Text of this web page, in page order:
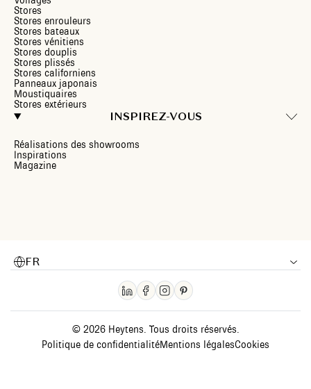
Stores
Stores enrouleurs
Stores bateaux
Stores vénitiens
Stores douplis
Stores plissés
Stores californiens
Panneaux japonais
Moustiquaires
Stores extérieurs
INSPIREZ-VOUS
Réalisations des showrooms
Inspirations
Magazine
FR
© 2026 Heytens. Tous droits réservés.
Politique de confidentialitéMentions légalesCookies